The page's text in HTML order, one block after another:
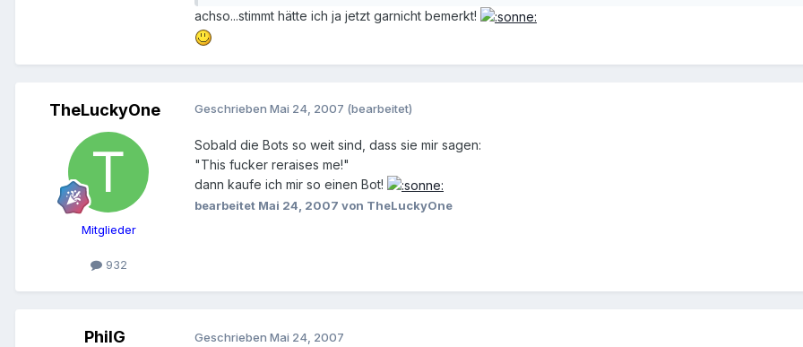
achso...stimmt hätte ich ja jetzt garnicht bemerkt!
TheLuckyOne
Mitglieder
932
Geschrieben Mai 24, 2007 (bearbeitet)
Sobald die Bots so weit sind, dass sie mir sagen:
"This fucker reraises me!"
dann kaufe ich mir so einen Bot!
bearbeitet Mai 24, 2007 von TheLuckyOne
PhilG Geschrieben Mai 24, 2007